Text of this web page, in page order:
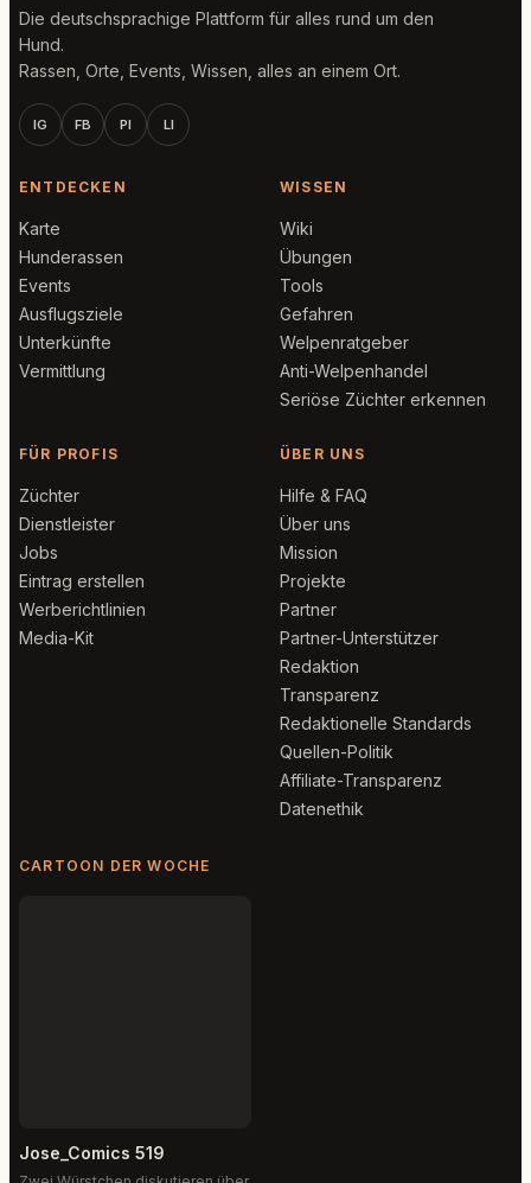
Die deutschsprachige Plattform für alles rund um den
Hund.
Rassen, Orte, Events, Wissen, alles an einem Ort.
IG FB PI LI
ENTDECKEN
Karte
Hunderassen
Events
Ausflugsziele
Unterkünfte
Vermittlung
WISSEN
Wiki
Übungen
Tools
Gefahren
Welpenratgeber
Anti-Welpenhandel
Seriöse Züchter erkennen
FÜR PROFIS
Züchter
Dienstleister
Jobs
Eintrag erstellen
Werberichtlinien
Media-Kit
ÜBER UNS
Hilfe & FAQ
Über uns
Mission
Projekte
Partner
Partner-Unterstützer
Redaktion
Transparenz
Redaktionelle Standards
Quellen-Politik
Affiliate-Transparenz
Datenethik
CARTOON DER WOCHE
Jose_Comics 519